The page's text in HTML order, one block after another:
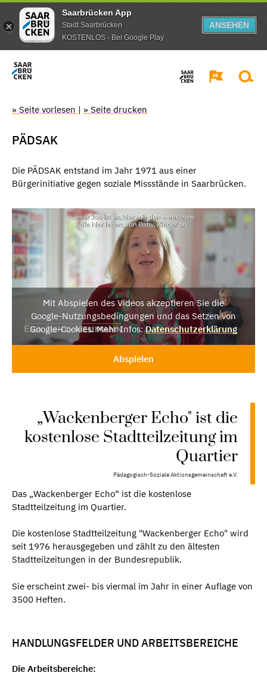
Saarbrücken App
Stadt Saarbrücken
KOSTENLOS - Bei Google Play
ANSEHEN
» Seite vorlesen | » Seite drucken
PÄDSAK
Die PÄDSAK entstand im Jahr 1971 aus einer
Bürgerinitiative gegen soziale Missstände in Saarbrücken.
Mit Abspielen des Videos akzeptieren Sie die
Google-Nutzungsbedingungen und das Setzen von
Google-Cookies. Mehr Infos:Datenschutzerklärung
Abspielen
„Wackenberger Echo" ist die
kostenlose Stadtteilzeitung im
Quartier
Pädagogisch-Soziale Aktionsgemeinschaft e.V.
Das „Wackenberger Echo“ ist die kostenlose
Stadtteilzeitung im Quartier.
Die kostenlose Stadtteilzeitung "Wackenberger Echo" wird
seit 1976 herausgegeben und zählt zu den ältesten
Stadtteilzeitungen in der Bundesrepublik.
Sie erscheint zwei- bis viermal im Jahr in einer Auflage von
3500 Heften.
HANDLUNGSFELDER UND ARBEITSBEREICHE
Die Arbeitsbereiche: